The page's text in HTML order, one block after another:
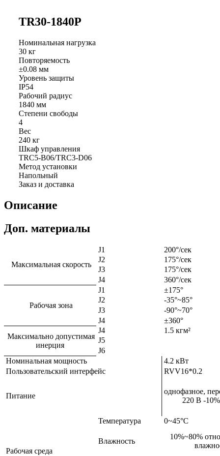
TR30-1840P
Номинальная нагрузка
30 кг
Повторяемость
±0.08 мм
Уровень защиты
IP54
Рабочий радиус
1840 мм
Степени свободы
4
Вес
240 кг
Шкаф управления
TRC5-B06/TRC3-D06
Метод установки
Напольный
Заказ и доставка
Описание
Доп. материалы
Максимальная скорость
J1
200°/сек
J2
175°/сек
J3
175°/сек
J4
360°/сек
Рабочая зона
J1
±175°
J2
-35°~85°
J3
-90°~70°
J4
±360°
Максимально допустимая
инерция
J4
1.5 кгм²
J5
J6
Номинальная мощность
4.2 кВт
Пользовательский интерфейс
RVV16*0.2
Питание
однофазное,
220 В -
Рабочая среда
Температура 0~45°C
Влажность
10%~80%